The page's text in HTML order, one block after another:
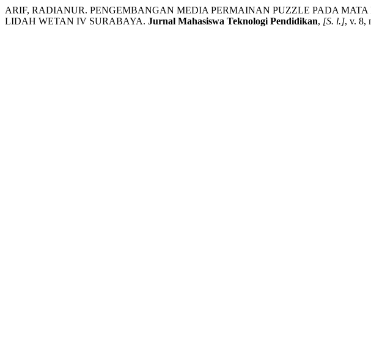
ARIF, RADIANUR. PENGEMBANGAN MEDIA PERMAINAN PUZZLE PADA
LIDAH WETAN IV SURABAYA. Jurnal Mahasiswa Teknologi Pendidikan, [S. l.], v. 8,